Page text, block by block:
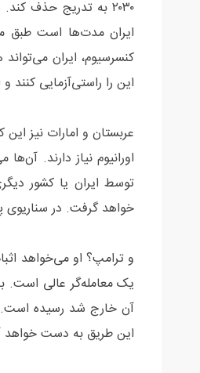
۲۰۳۰ به تدریج حذف
ایران مدت‌ها است طبق
کنسرسیوم، ایران
این را راستی‌آزمایی
عربستان و امارات نیز
اورانیوم نیاز دارند.
توسط ایران یا کشور
خواهد گرفت. در سناریوی
و ترامپ؟ او می‌خواهد
یک معامله‌گر عالی است.
آن خارج شد رسیده است.
این طریق به دست خواهد